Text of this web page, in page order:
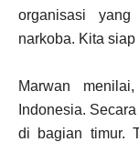
organisasi
narkoba. Kita siap
Marwan
Indonesia.
di bagian timur.